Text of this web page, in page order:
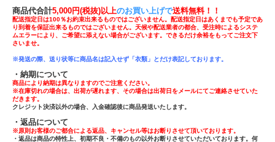
商品代合計5,000円(税抜)以上のお買い上げで送料無料！！
配送指定日は100％お約束出来るものではございません。配送指定日はあくまでも予定であ
り到着を保証出来るものではございません。天候や配送業者の都合、受注時によるシステ
ムエラーにより、ご希望に添えない場合がございます。できるだけ余裕をもってご注文下
さいませ。
※発送の際、送り状等に商品名は記入せず「衣類」とだけ表記しております。
・納期について
商品により納期は異なりますのでご注意ください。
※在庫切れの場合は、出荷が遅れます、その場合は出荷日をメールにてご連絡させていた
だきます。
クレジット決済以外の場合、入金確認後に商品発送いたします。
・返品について
※原則お客様のご都合による返品、キャンセル等はお断りさせて頂いております。
・返品は商品の特性上、初期不良・不備のもの以外お断りさせていただいております。何